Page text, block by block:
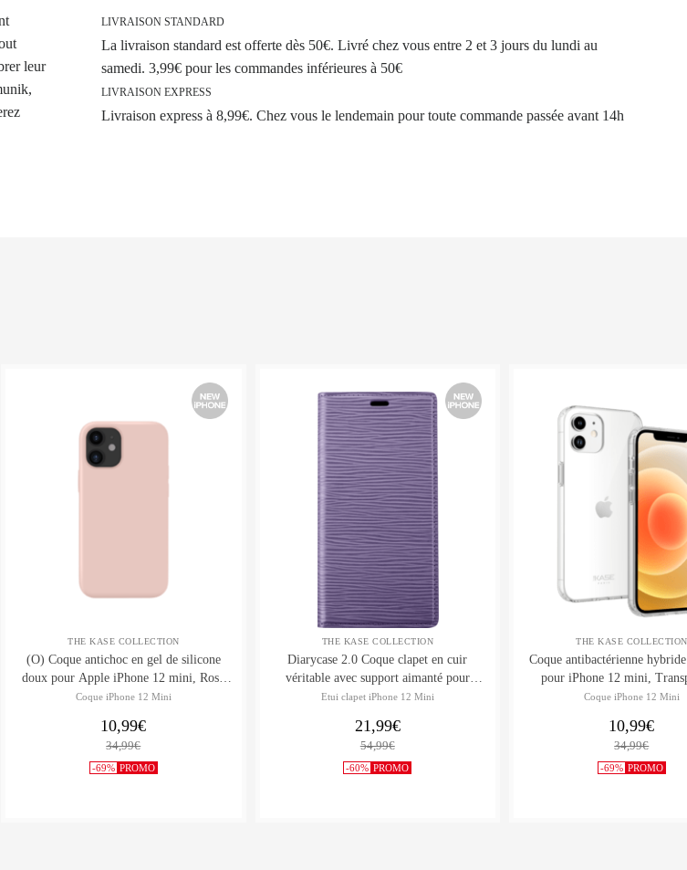
LIVRAISON STANDARD
La livraison standard est offerte dès 50€. Livré chez vous entre 2 et 3 jours du lundi au
samedi. 3,99€ pour les commandes inférieures à 50€
LIVRAISON EXPRESS
Livraison express à 8,99€. Chez vous le lendemain pour toute commande passée avant 14h
leur
THE KASE COLLECTION
(O) Coque antichoc en gel de silicone
doux pour Apple iPhone 12 mini, Rose
Sable
Coque iPhone 12 Mini
10,99€
34,99€
-69% PROMO
THE KASE COLLECTION
Diarycase 2.0 Coque clapet en cuir
véritable avec support aimanté pour
Apple iPhone 12 mini, Violet Lilas
Etui clapet iPhone 12 Mini
21,99€
54,99€
-60% PROMO
THE KASE COLLECTION
Coque antibactérienne
pour iPhone 12 mini,
Coque iPhone 12 Mini
10,99€
34,99€
-69% PROMO